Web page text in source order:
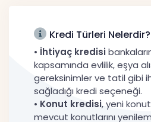
Kredi Türleri Nelerdir?
• İhtiyaç kredisi
kapsamında evlilik, eşya
gereksinimler ve tatil gibi
sağladığı kredi seçeneği.
• Konut kredisi, yeni
mevcut konutlarını